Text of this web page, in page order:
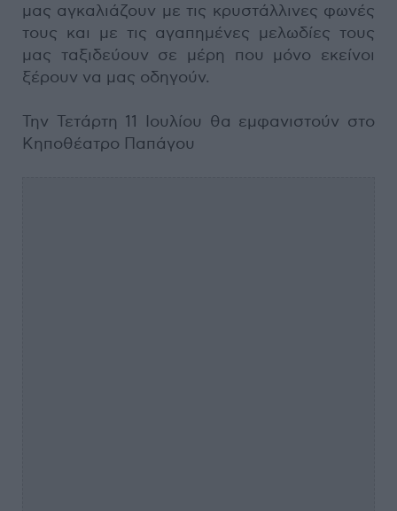
μας αγκαλιάζουν με τις κρυστάλλινες φωνές
τους και με τις αγαπημένες μελωδίες τους
μας ταξιδεύουν σε μέρη που μόνο εκείνοι
ξέρουν να μας οδηγούν.
Την Τετάρτη 11 Ιουλίου θα εμφανιστούν στο
Κηποθέατρο Παπάγου